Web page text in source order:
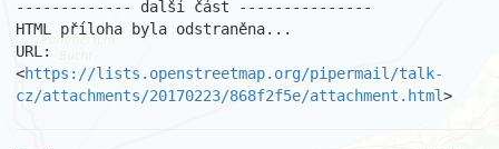
------------- další část ---------------
HTML příloha byla odstraněna...
URL:
<https://lists.openstreetmap.org/pipermail/talk-
cz/attachments/20170223/868f2f5e/attachment.html>